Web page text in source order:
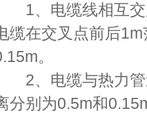
1、电缆线相互交
缆在交叉点前后
。
2、电缆与热力管
分别为0.5m和